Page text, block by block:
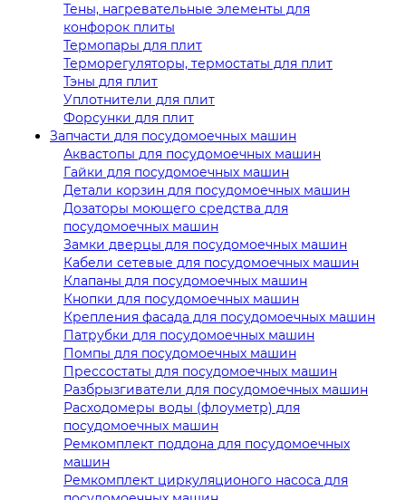
Тены, нагревательные элементы для
конфорок плиты
Термопары для плит
Терморегуляторы, термостаты для плит
Тэны для плит
Уплотнители для плит
Форсунки для плит
Запчасти для посудомоечных машин
Аквастопы для посудомоечных машин
Гайки для посудомоечных машин
Детали корзин для посудомоечных машин
Дозаторы моющего средства для
посудомоечных машин
Замки дверцы для посудомоечных машин
Кабели сетевые для посудомоечных машин
Клапаны для посудомоечных машин
Кнопки для посудомоечных машин
Крепления фасада для посудомоечных машин
Патрубки для посудомоечных машин
Помпы для посудомоечных машин
Прессостаты для посудомоечных машин
Разбрызгиватели для посудомоечных машин
Расходомеры воды (флоуметр) для
посудомоечных машин
Ремкомплект поддона для посудомоечных
машин
Ремкомплект циркуляционого насоса для